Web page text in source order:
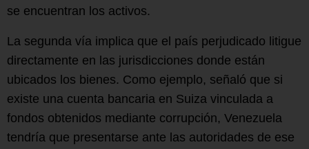
se encuentran los activos.
La segunda vía implica que el país perjudicado litigue
directamente en las jurisdicciones donde están
ubicados los bienes. Como ejemplo, señaló que si
existe una cuenta bancaria en Suiza vinculada a
fondos obtenidos mediante corrupción, Venezuela
tendría que presentarse ante las autoridades de ese